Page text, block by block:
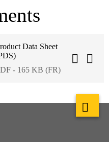
Data Sheet
- 165 KB (FR)